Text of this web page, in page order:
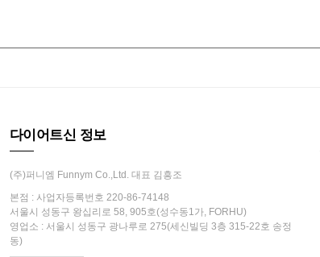
다이어트신 정보
(주)퍼니엠 Funnym Co.,Ltd. 대표 김흥조
본점 : 사업자등록번호 220-86-74148
서울시 성동구 왕십리로 58, 905호(성수동1가, FORHU)
영업소 : 서울시 성동구 광나루로 275(세신빌딩 3층 315-22호 송정
동)